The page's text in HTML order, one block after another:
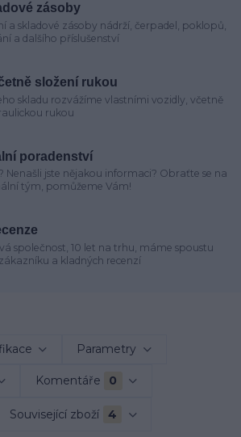
zásoby
a skladové zásoby nádrží, čerpadel, poklopů,
a dalšího příslušenství
složení rukou
skladu rozvážíme vlastními vozidly, včetně
rukou
poradenství
Nenašli jste nějakou informaci? Obraťte se na
tým, pomůžeme Vám!
společnost, 10 let na trhu, máme spoustu
a kladných recenzí
Parametry
Komentáře 0
Související zboží 4